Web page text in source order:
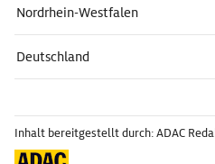
Nordrhein-Westfalen
Deutschland
Inhalt bereitgestellt durch: ADAC